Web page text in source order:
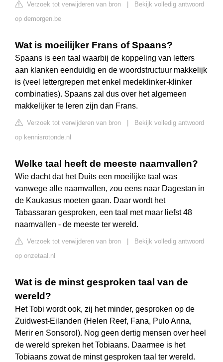
Verzoek tot verwijderen van bron
Bekijk volledig antwoord
op demorgen.be
Wat is moeilijker Frans of Spaans?
Spaans is een taal waarbij de koppeling van letters
aan klanken eenduidig en de woordstructuur makkelijk
is (veel lettergrepen met enkel medeklinker-klinker
combinaties). Spaans zal dus over het algemeen
makkelijker te leren zijn dan Frans.
Verzoek tot verwijderen van bron
Bekijk volledig antwoord
op kennisrotonde.nl
Welke taal heeft de meeste naamvallen?
Wie dacht dat het Duits een moeilijke taal was
vanwege alle naamvallen, zou eens naar Dagestan in
de Kaukasus moeten gaan. Daar wordt het
Tabassaran gesproken, een taal met maar liefst 48
naamvallen - de meeste ter wereld.
Verzoek tot verwijderen van bron
Bekijk volledig antwoord
op onzetaal.nl
Wat is de minst gesproken taal van de
wereld?
Het Tobi wordt ook, zij het minder, gesproken op de
Zuidwest-Eilanden (Helen Reef, Fana, Pulo Anna,
Merir en Sonsorol). Nog geen dertig mensen over heel
de wereld spreken het Tobiaans. Daarmee is het
Tobiaans zowat de minst gesproken taal ter wereld.